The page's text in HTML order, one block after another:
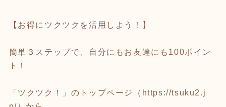
【お得にツクツクを活用しよう！】
簡単３ステップで、自分にもお友達にも100ポイン
ト！
「ツクツク！」のトップページ（ https://tsuku2.j